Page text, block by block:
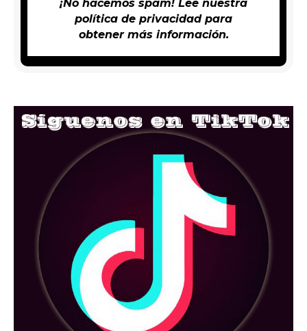
¡No hacemos spam! Lee nuestra
política de privacidadpara
obtener más información.